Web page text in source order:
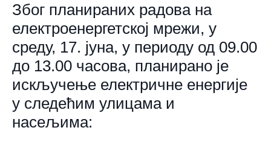
Због планираних радова на
електроенергетској мрежи, у
среду, 17. јуна, у периоду од 09.00
до 13.00 часова, планирано је
искључење електричне енергије
у следећим улицама и
насељима: